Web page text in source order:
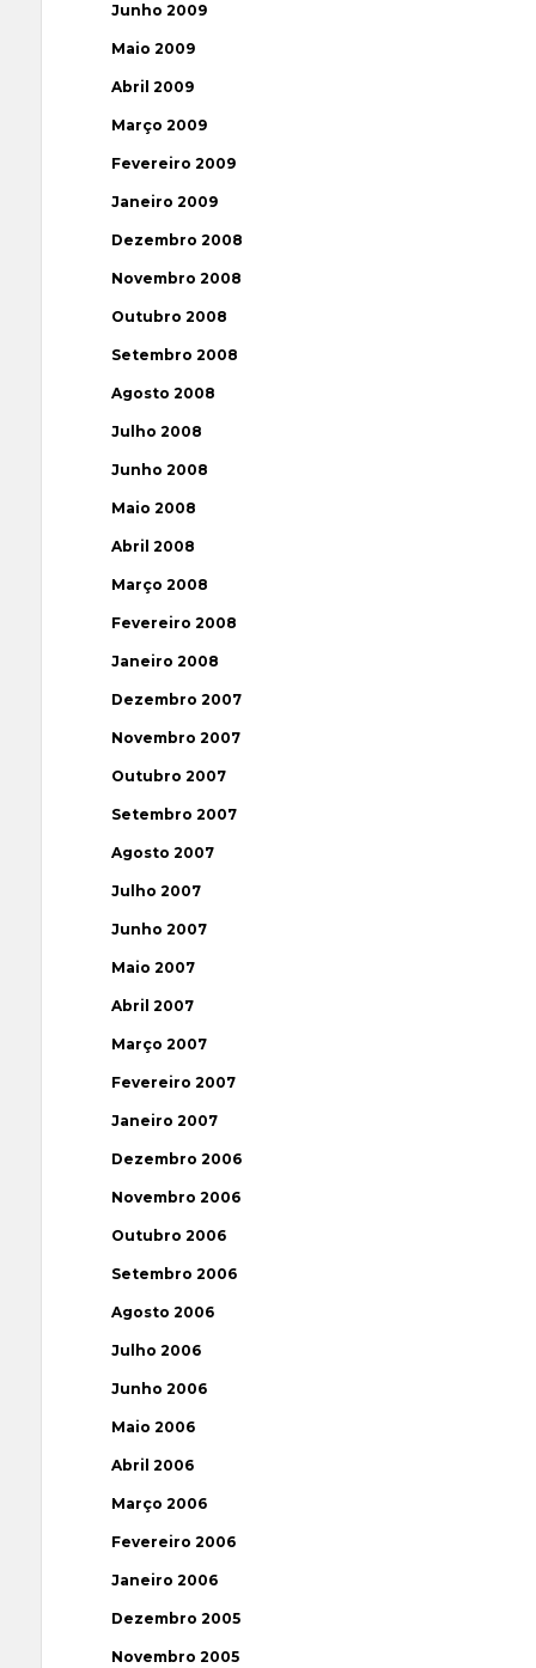
Junho 2009
Maio 2009
Abril 2009
Março 2009
Fevereiro 2009
Janeiro 2009
Dezembro 2008
Novembro 2008
Outubro 2008
Setembro 2008
Agosto 2008
Julho 2008
Junho 2008
Maio 2008
Abril 2008
Março 2008
Fevereiro 2008
Janeiro 2008
Dezembro 2007
Novembro 2007
Outubro 2007
Setembro 2007
Agosto 2007
Julho 2007
Junho 2007
Maio 2007
Abril 2007
Março 2007
Fevereiro 2007
Janeiro 2007
Dezembro 2006
Novembro 2006
Outubro 2006
Setembro 2006
Agosto 2006
Julho 2006
Junho 2006
Maio 2006
Abril 2006
Março 2006
Fevereiro 2006
Janeiro 2006
Dezembro 2005
Novembro 2005